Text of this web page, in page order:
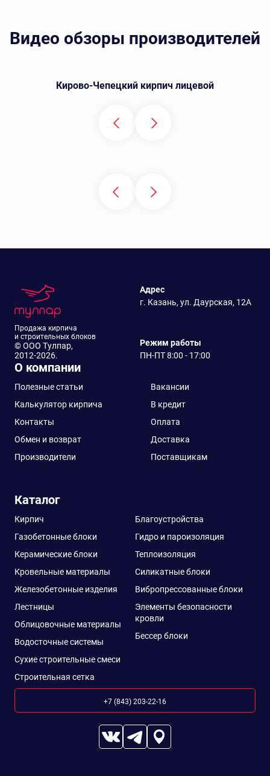
Видео обзоры производителей
Кирово-Чепецкий кирпич лицевой
Продажа кирпича
и строительных блоков
© ООО Тулпар,
2012-2026.
Адрес
г. Казань, ул. Даурская, 12А
Режим работы
ПН-ПТ 8:00 - 17:00
О компании
Полезные статьи
Вакансии
Калькулятор кирпича
В кредит
Контакты
Оплата
Обмен и возврат
Доставка
Производители
Поставщикам
Каталог
Кирпич
Газобетонные блоки
Керамические блоки
Кровельные материалы
Железобетонные изделия
Лестницы
Облицовочные материалы
Водосточные системы
Сухие строительные смеси
Строительная сетка
Благоустройства
Гидро и пароизоляция
Теплоизоляция
Силикатные блоки
Вибропрессованные блоки
Элементы безопасности
кровли
Бессер блоки
+7 (843) 203-22-16